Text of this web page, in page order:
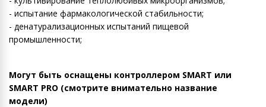
- испытание фармакологической стабильности;
- денатурализационных испытаний пищевой
промышленности;
Могут быть оснащены контроллером SMART или
SMART PRO (смотрите внимательно название
модели)